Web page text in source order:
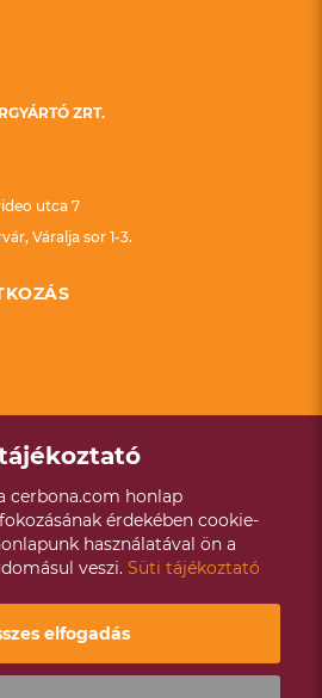
ZRT.
utca 7
Váralja sor 1-3.
RENDSZER
JELENTÉS
Cerbona |Designed & Powered by
cerbona.com honlap
érdekében cookie-
használatával ön a
veszi. Süti tájékoztató
elfogadás